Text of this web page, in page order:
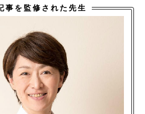
事を監修された先生